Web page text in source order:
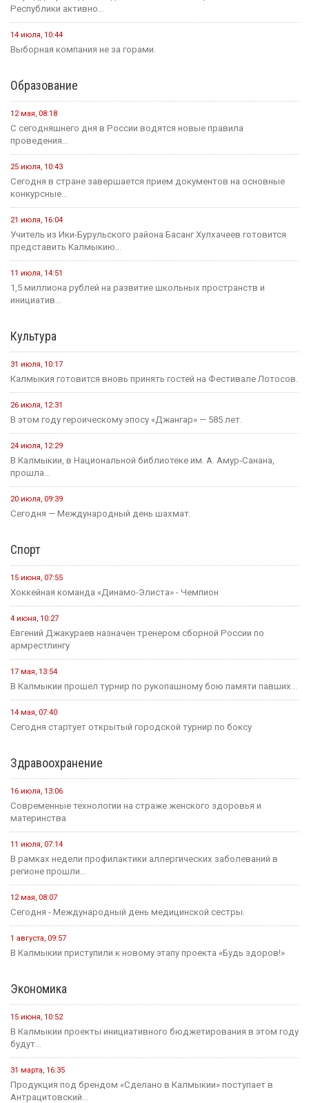
Республики активно...
14 июля, 10:44
Выборная компания не за горами.
Образование
12 мая, 08:18
С сегодняшнего дня в России водятся новые правила
проведения...
25 июля, 10:43
Сегодня в стране завершается прием документов на основные
конкурсные...
21 июля, 16:04
Учитель из Ики-Бурульского района Басанг Хулхачеев готовится
представить Калмыкию...
11 июля, 14:51
1,5 миллиона рублей на развитие школьных пространств и
инициатив...
Культура
31 июля, 10:17
Калмыкия готовится вновь принять гостей на Фестивале Лотосов.
26 июля, 12:31
В этом году героическому эпосу «Джангар» — 585 лет.
24 июля, 12:29
В Калмыкии, в Национальной библиотеке им. А. Амур-Санана,
прошла...
20 июля, 09:39
Сегодня — Международный день шахмат.
Спорт
15 июня, 07:55
Хоккейная команда «Динамо-Элиста» - Чемпион
4 июня, 10:27
Евгений Джакураев назначен тренером сборной России по
армрестлингу
17 мая, 13:54
В Калмыкии прошел турнир по рукопашному бою памяти павших...
14 мая, 07:40
Сегодня стартует открытый городской турнир по боксу
Здравоохранение
16 июля, 13:06
Современные технологии на страже женского здоровья и
материнства
11 июля, 07:14
В рамках недели профилактики аллергических заболеваний в
регионе прошли...
12 мая, 08:07
Сегодня - Международный день медицинской сестры.
1 августа, 09:57
В Калмыкии приступили к новому этапу проекта «Будь здоров!»
Экономика
15 июня, 10:52
В Калмыкии проекты инициативного бюджетирования в этом году
будут...
31 марта, 16:35
Продукция под брендом «Сделано в Калмыкии» поступает в
Антрацитовский...